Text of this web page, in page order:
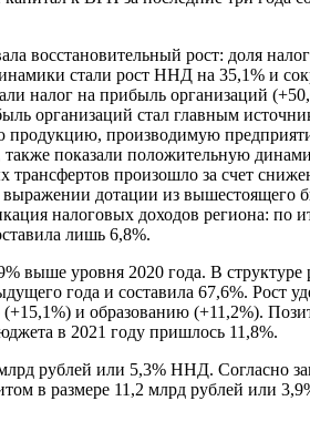
восстановительный рост: доля
стали рост ННД на 35,1% и
налог на прибыль организаций
организаций стал главным
производимую
показали положительную
произошло за счет
дотации из вышестоящего
налоговых доходов региона: по
лишь 6,8%.
выше уровня 2020 года. В структуре
года и составила 67,6%. Рост
и образованию (+11,2%).
в 2021 году пришлось 11,8%.
рублей или 5,3% ННД. Согласно
в размере 11,2 млрд рублей или